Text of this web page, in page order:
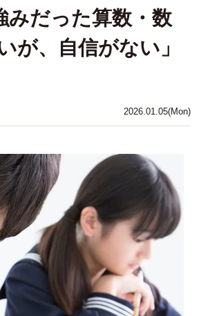
2026.01.05(Mon)
みだった算数・数
が、自信がない」